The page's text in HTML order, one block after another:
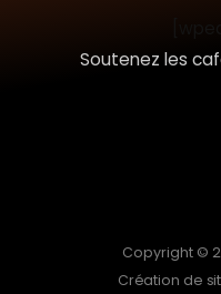
k
-
Soutenez les
Copyright ©
Création de